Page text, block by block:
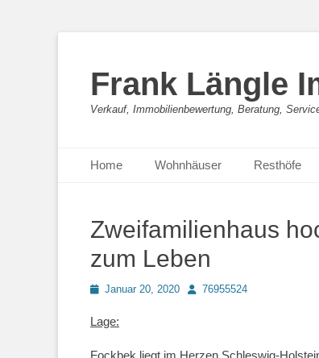
Frank Längle
Verkauf, Immobilienbewertung, Beratung,
Primäres Menü
Inhalt
Home Wohnhäuser Resthöfe
Zweifamilienhaus
zum Leben
PostedJanuar 20, 2020 Autor76955524
Lage:
Fockbek liegt im Herzen Schleswig-